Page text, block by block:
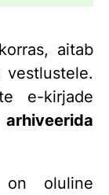
korras, aitab
e-kirjade
arhiveerida
on oluline